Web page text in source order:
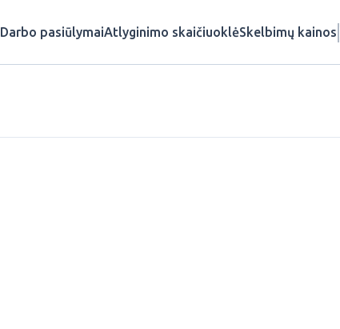
Darbo pasiūlymaiAtlyginimo skaičiuoklėSkelbimų kainos